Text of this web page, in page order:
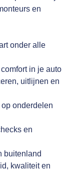
en
onder alle
in je auto
uitlijnen en
onderdelen
en
buitenland
kwaliteit en